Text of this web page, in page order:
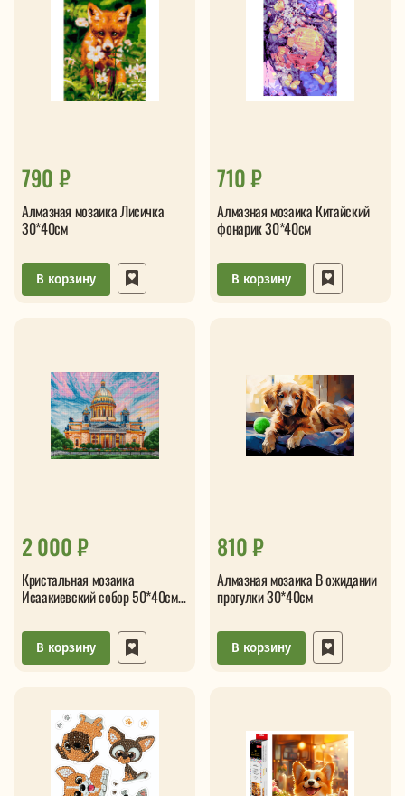
790 ₽
Алмазная мозаика Лисичка
30*40см
В корзину
710 ₽
Алмазная мозаика Китайский
фонарик 30*40см
В корзину
2 000 ₽
Кристальная мозаика
Исаакиевский собор 50*40см
В корзину
810 ₽
Алмазная мозаика В ожидании
прогулки 30*40см
В корзину